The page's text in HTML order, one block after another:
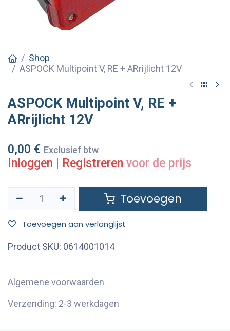
Shop
ASPOCK Multipoint V, RE + ARrijlicht 12V
ASPOCK Multipoint V, RE +
ARrijlicht 12V
0,00 € Exclusief btw
Inloggen Registreren voor de prijs
Toevoegen
Toevoegen aan verlanglijst
Product SKU: 0614001014
Algemene voorwaarden
Verzending: 2-3 werkdagen